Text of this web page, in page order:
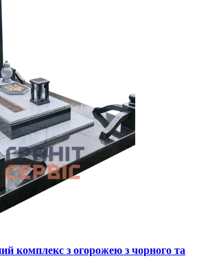
комплекс з огорожею з чорного та